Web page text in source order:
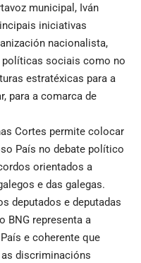
municipal, Iván
iniciativas
nacionalista,
sociais como no
estratéxicas para a
para a comarca de
Cortes permite colocar
País no debate político
orientados a
e das galegas.
deputados e deputadas
BNG representa a
e coherente que
discriminacións